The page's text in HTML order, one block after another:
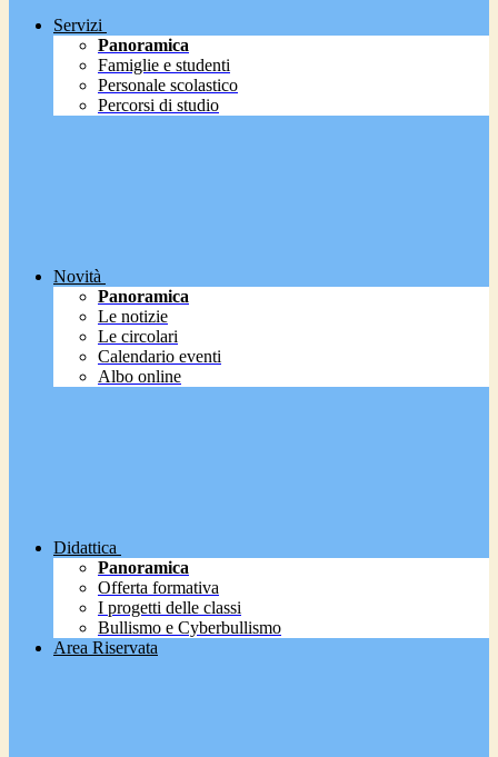
Servizi
Panoramica
Famiglie e studenti
Personale scolastico
Percorsi di studio
Novità
Panoramica
Le notizie
Le circolari
Calendario eventi
Albo online
Didattica
Panoramica
Offerta formativa
I progetti delle classi
Bullismo e Cyberbullismo
Area Riservata